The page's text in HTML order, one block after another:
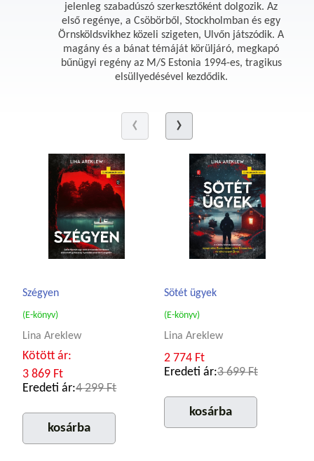
jelenleg szabadúszó szerkesztőként dolgozik. Az
első regénye, a Csöbörből, Stockholmban és egy
Örnsköldsvikhez közeli szigeten, Ulvőn játszódik. A
magány és a bánat témáját körüljáró, megkapó
bűnügyi regény az M/S Estonia 1994-es, tragikus
elsüllyedésével kezdődik.
Szégyen
(E-könyv)
Lina Areklew
Kötött ár:
3 869 Ft
Eredeti ár:4 299 Ft
kosárba
Sötét ügyek
(E-könyv)
Lina Areklew
2 774 Ft
Eredeti ár:3 699 Ft
kosárba